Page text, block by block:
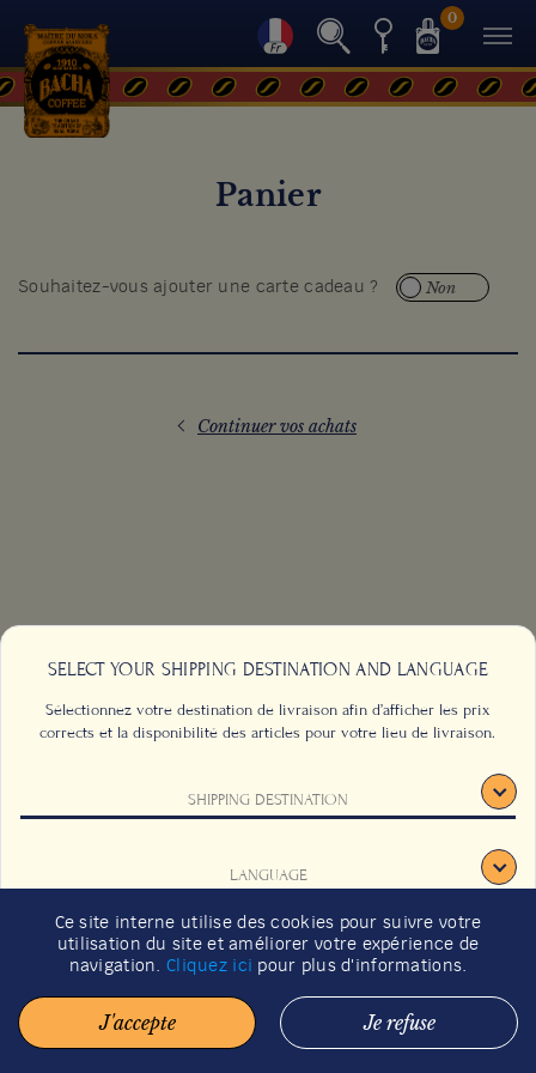
0
SELECT YOUR SHIPPING DESTINATION AND LANGUAGE
Sélectionnez votre destination de livraison afin d’afficher les prix
corrects et la disponibilité des articles pour votre lieu de livraison.
SHIPPING DESTINATION
LANGUAGE
CONFIRMER
Panier
Souhaitez-vous ajouter une carte cadeau ? Non
Continuer vos achats
Ce site interne utilise des cookies pour suivre votre
utilisation du site et améliorer votre expérience de
navigation. Cliquez ici pour plus d'informations.
J'accepte Je refuse
CONTACTEZ-NOUS
FAQ
INSCRIVEZ-VOUS SUR
BACHA COFFEE
GUIDE CADEAUX 2026
© 2026 BACHA COFFEE . TOUS DROITS RÉSERVÉS.